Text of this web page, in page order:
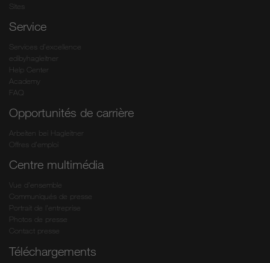
Sites
Service
Services d’excellence
edibyhagleitner
Help Center
Academy
FAQ
Opportunités de carrière
Arbeiten bei Hagleitner
Offres d’emploi
Centre multimédia
Vue d'ensemble
Communiqués de presse
Portrait de l'entreprise
Photos de presse
Contact presse
Téléchargements